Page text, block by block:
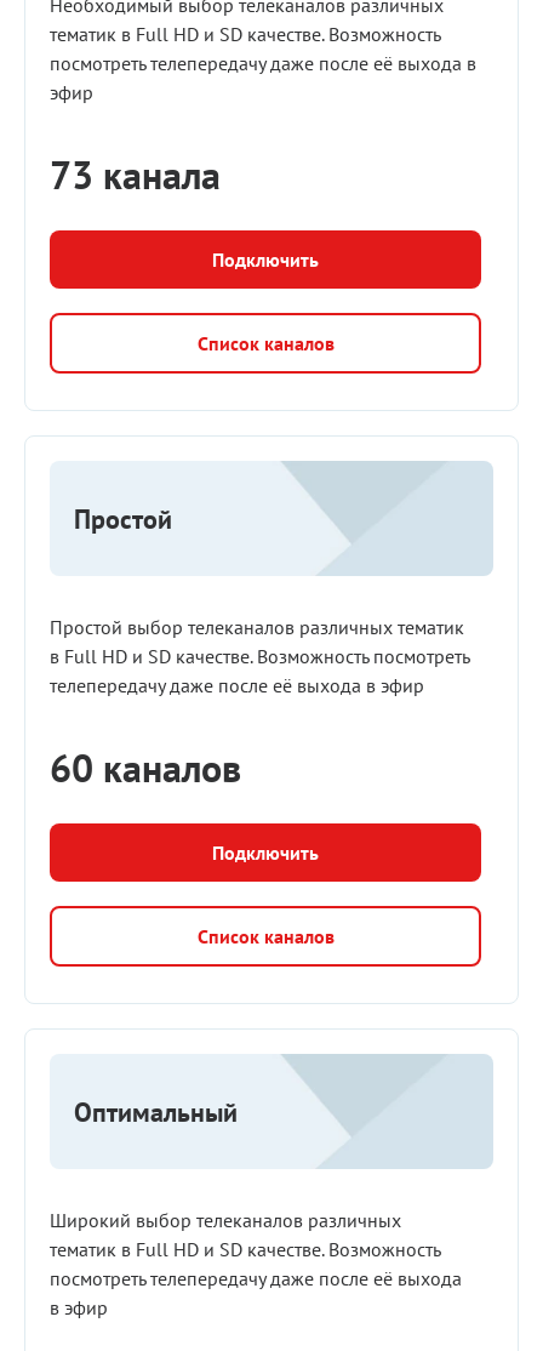
Необходимый выбор телеканалов различных
тематик в Full HD и SD качестве. Возможность
посмотреть телепередачу даже после её выхода в
эфир
73 канала
Подключить
Список каналов
Простой
Простой выбор телеканалов различных тематик
в Full HD и SD качестве. Возможность посмотреть
телепередачу даже после её выхода в эфир
60 каналов
Подключить
Список каналов
Оптимальный
Широкий выбор телеканалов различных
тематик в Full HD и SD качестве. Возможность
посмотреть телепередачу даже после её выхода
в эфир